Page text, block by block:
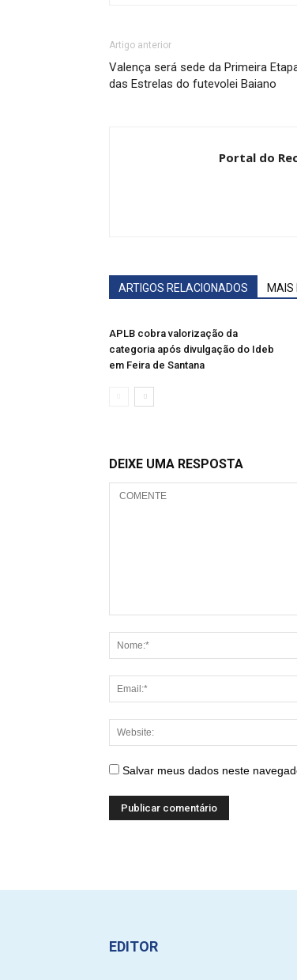
Artigo anterior
Valença será sede da Primeira
das Estrelas do futevolei Baiano
Portal do
ARTIGOS RELACIONADOS MAIS
APLB cobra valorização da
categoria após divulgação do Ideb
em Feira de Santana
DEIXE UMA RESPOSTA
Salvar meus dados neste
EDITOR